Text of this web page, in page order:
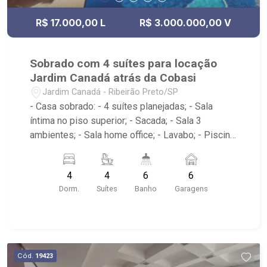
R$ 17.000,00 L R$ 3.000.000,00 V
Sobrado com 4 suítes para locação
Jardim Canadá atrás da Cobasi
Jardim Canadá - Ribeirão Preto/SP
- Casa sobrado: - 4 suítes planejadas; - Sala
íntima no piso superior; - Sacada; - Sala 3
ambientes; - Sala home office; - Lavabo; - Piscina
churrasqueira; - Alpendre com fechamento em
vidros; - Amplo quintal com paisagismo; -
Cozinha tradicional planejada; - Área e banheiro
Ribeirão Shopping.
4
Dorm.
4
Suítes
6
Banho
6
Garagens
Cód. 19423